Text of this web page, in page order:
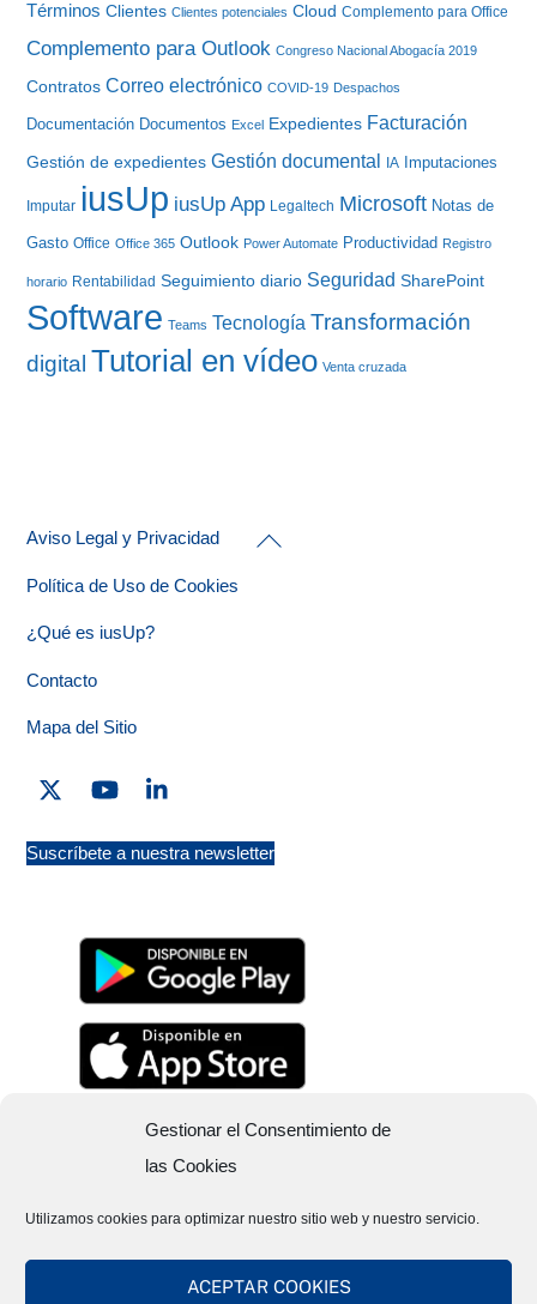
Gestionar el Consentimiento de
las Cookies
Utilizamos cookies para optimizar nuestro sitio web y nuestro servicio.
ACEPTAR COOKIES
Términos Clientes Clientes potenciales Cloud Complemento para Office
Complemento para Outlook Congreso Nacional Abogacía 2019
Contratos Correo electrónico COVID-19 Despachos
Documentación Documentos Excel Expedientes Facturación
Gestión de expedientes Gestión documental IA Imputaciones
Imputar iusUp iusUp App Legaltech Microsoft Notas de
Gasto Office Office 365 Outlook Power Automate Productividad Registro
horario Rentabilidad Seguimiento diario Seguridad SharePoint
Software Teams Tecnología Transformación
digital Tutorial en vídeo Venta cruzada
Back
Aviso Legal y Privacidad
Política de Uso de Cookies
¿Qué es iusUp?
Contacto
Mapa del Sitio
YouTube
Suscríbete a nuestra newsletter